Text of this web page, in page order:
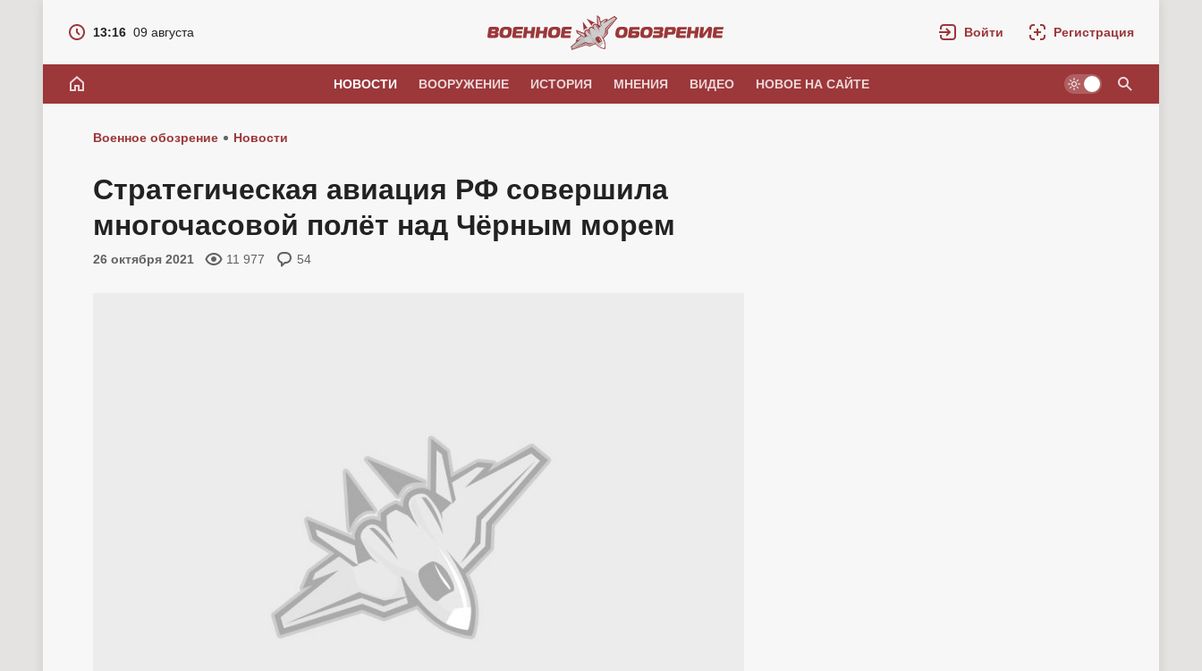
13:16 09 августа Войти Регистрация
НОВОСТИ ВООРУЖЕНИЕ ИСТОРИЯ МНЕНИЯ ВИДЕО НОВОЕ НА САЙТЕ
Военное обозрение Новости
Стратегическая авиация РФ совершила
многочасовой полёт над Чёрным морем
26 октября 2021 11 977 54